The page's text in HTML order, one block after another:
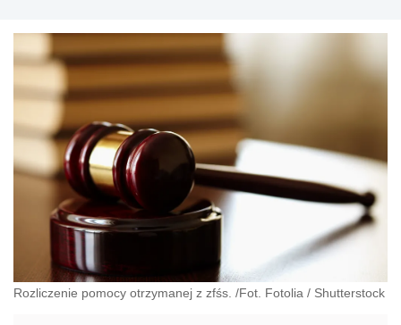
Rozliczenie pomocy otrzymanej z zfśs. /Fot. Fotolia / Shutterstock